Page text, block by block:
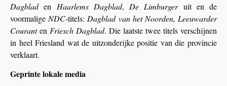
Dagbladen Haarlems Dagblad, De Limburgeruit en de
voormalige NDC-titels: Dagblad van het Noorden, Leeuwarder
Couranten Friesch Dagblad. Die laatste twee titels verschijnen
in heel Friesland wat de uitzonderijke positie van die provincie
verklaart.
Geprinte lokale media